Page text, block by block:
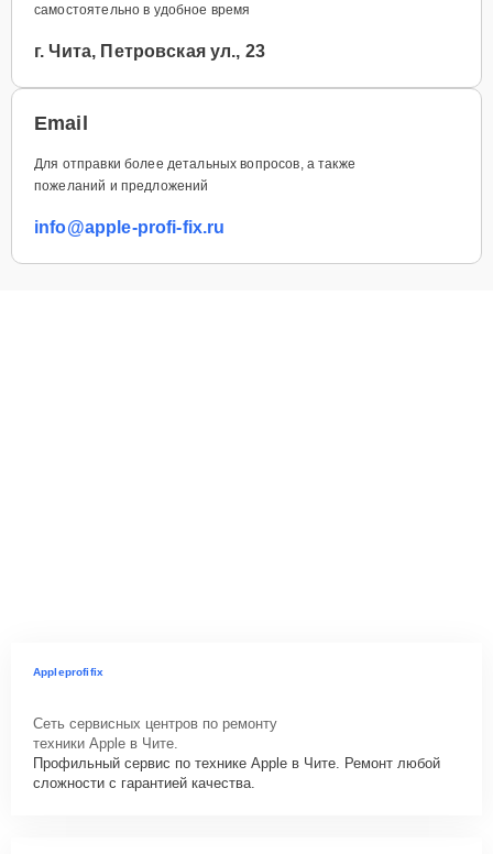
самостоятельно в удобное время
г. Чита, Петровская ул., 23
Email
Для отправки более детальных вопросов, а также
пожеланий и предложений
info@apple-profi-fix.ru
Appleprofifix
Сеть сервисных центров по ремонту
техники Apple в Чите.
Профильный сервис по технике Apple в Чите. Ремонт любой
сложности с гарантией качества.